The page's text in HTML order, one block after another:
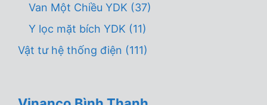
Van Một Chiều YDK (37)
Y lọc mặt bích YDK (11)
Vật tư hệ thống điện (111)